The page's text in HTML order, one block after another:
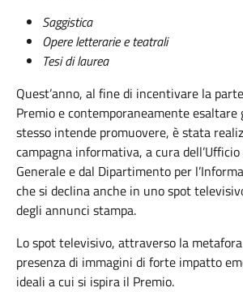
Saggistica
Opere letterarie e teatrali
Tesi di laurea
Quest’anno, al fine di incentivare la
Premio e contemporaneamente esaltare
stesso intende promuovere, è stata
campagna informativa, a cura
Generale e dal Dipartimento per
che si declina anche in uno spot
degli annunci stampa.
Lo spot televisivo, attraverso la
presenza di immagini di forte impatto
ideali a cui si ispira il Premio.